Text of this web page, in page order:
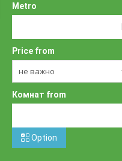
Metro
Price from
Комнат from
Option